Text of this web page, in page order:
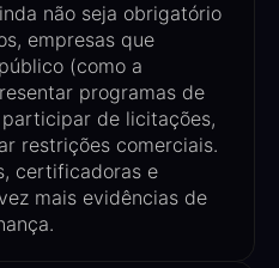
não seja obrigatório
empresas que
(como a
programas de
de licitações,
restrições comerciais.
certificadoras e
mais evidências de
.